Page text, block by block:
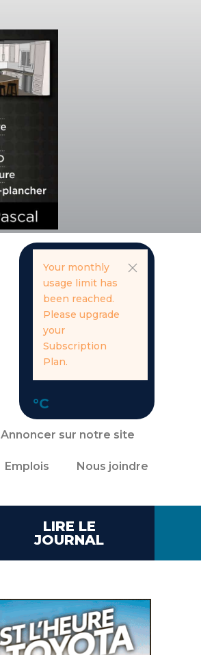
Your monthly
usage limit has
been reached.
Please upgrade
your
Subscription
Plan.
°C
Annoncer sur notre site
Emplois Nous joindre
LIRE LE
JOURNAL